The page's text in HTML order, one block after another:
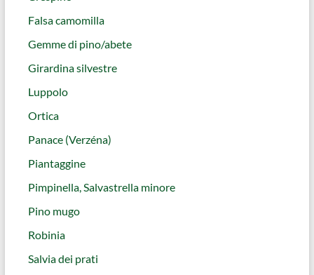
Falsa camomilla
Gemme di pino/abete
Girardina silvestre
Luppolo
Ortica
Panace (Verzéna)
Piantaggine
Pimpinella, Salvastrella minore
Pino mugo
Robinia
Salvia dei prati